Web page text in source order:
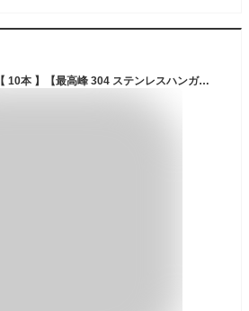
風 に 飛ば ない ハンガー【 10本 】【最高峰 304 ステンレスハンガー 】頑丈！飛ばない！錆びない 送料無料 10本セット ハンガー セット ステンレス製ハンガー スリム 洗濯 曲がらない 軽い 頑丈 ステンレス 洗濯用ハンガー 洋服 洋服収納 衣類 衣類収納 洋服掛け 衣類掛け